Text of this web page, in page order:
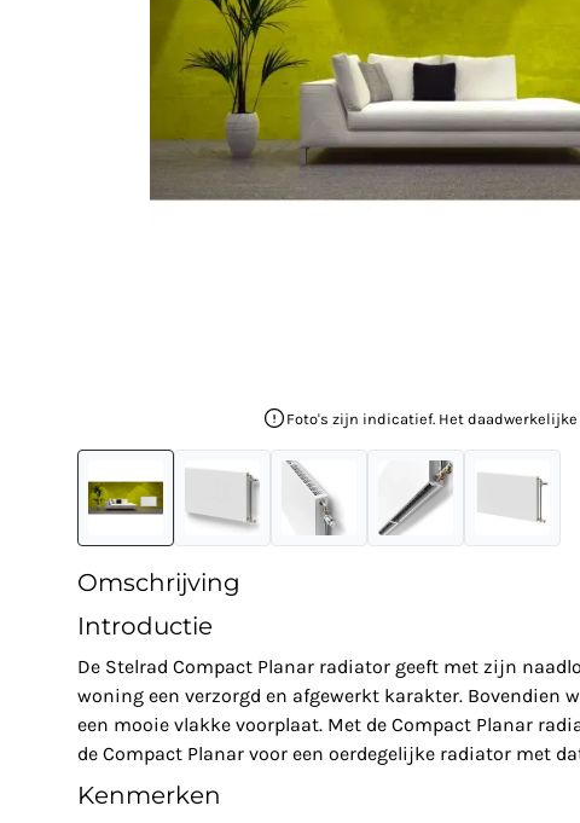
Foto's zijn indicatief. Het
Omschrijving
Introductie
De Stelrad Compact Planar radiator geeft met zijn
woning een verzorgd en afgewerkt karakter. Bovendien
een mooie vlakke voorplaat. Met de Compact Planar
de Compact Planar voor een oerdegelijke radiator met
Kenmerken